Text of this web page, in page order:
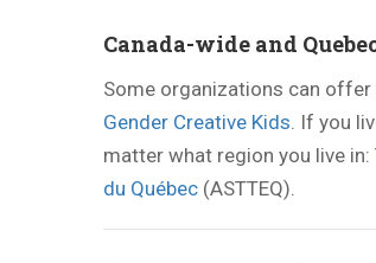
Canada-wide and
Some organizations can offer
Gender Creative Kids. If you
matter what region you live in:
du Québec (ASTTEQ).